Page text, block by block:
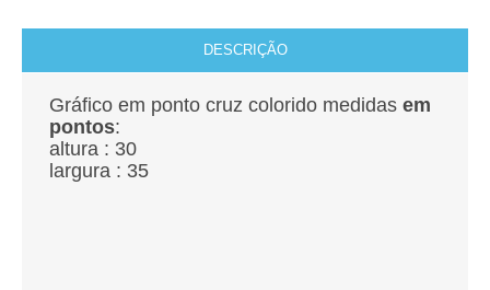
DESCRIÇÃO
Gráfico em ponto cruz colorido medidas em
pontos:
altura : 30
largura : 35